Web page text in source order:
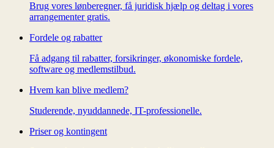
Brug vores lønberegner, få juridisk hjælp og deltag i vores
arrangementer gratis.
Fordele og rabatter
Få adgang til rabatter, forsikringer, økonomiske fordele,
software og medlemstilbud.
Hvem kan blive medlem?
Studerende, nyuddannede, IT-professionelle.
Priser og kontingent